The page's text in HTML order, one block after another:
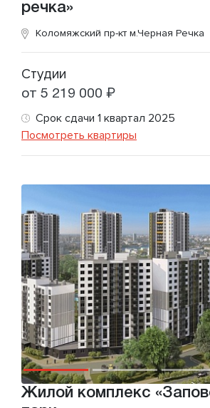
речка»
Коломяжский пр-кт м.Черная Речка
Студии
от 5 219 000 ₽
Срок сдачи 1 квартал 2025
Посмотреть квартиры
Жилой комплекс